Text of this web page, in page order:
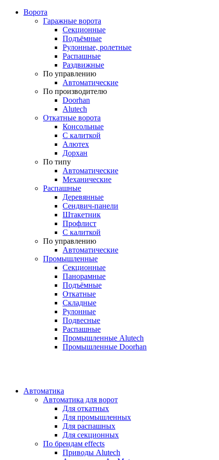
Ворота
Гаражные ворота
Секционные
Подъёмные
Рулонные, ролетные
Распашные
Раздвижные
По управлению
Автоматические
По производителю
Doorhan
Alutech
Откатные ворота
Консольные
С калиткой
Алютех
Дорхан
По типу
Автоматические
Механические
Распашные
Деревянные
Сендвич-панели
Штакетник
Профлист
С калиткой
По управлению
Автоматические
Промышленные
Секционные
Панорамные
Подъёмные
Откатные
Складные
Рулонные
Подвесные
Распашные
Промышленные Alutech
Промышленные Doorhan
Автоматика
Автоматика для ворот
Для откатных
Для промышленных
Для распашных
Для секционных
По брендам effects
Приводы Alutech